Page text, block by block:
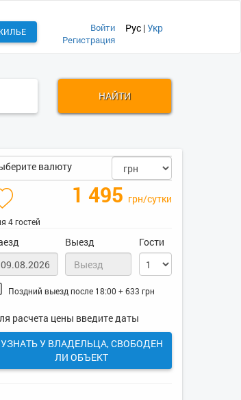
Войти
Регистрация
Рус |Укр
НАЙТИ
валюту
1 495 грн/сутки
4 гостей
Выезд Гости
Поздний выезд после 18:00 + 633 грн
расчета цены введите даты
УЗНАТЬ У ВЛАДЕЛЬЦА, СВОБОДЕН
ЛИ ОБЪЕКТ